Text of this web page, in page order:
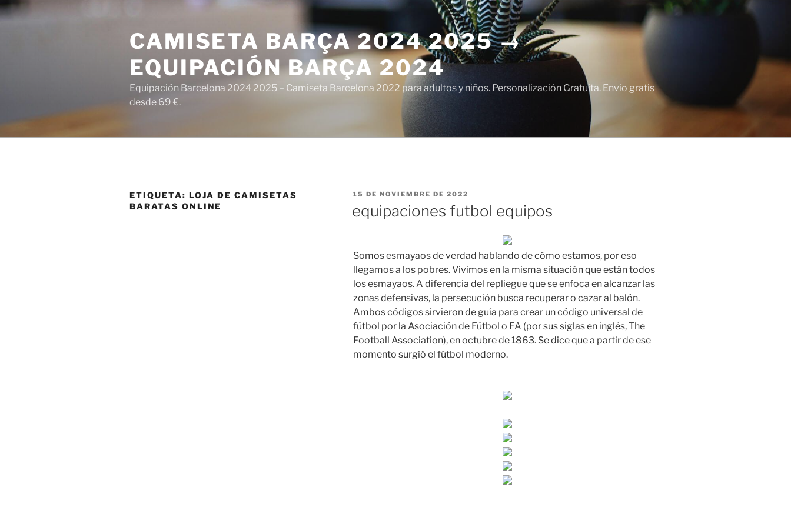
Saltar
al
CAMISETA BARÇA 2024 2025 →
EQUIPACIÓN BARÇA 2024
Equipación Barcelona 2024 2025 – Camiseta Barcelona 2022 para adultos y niños. Personalización Gratuita. Envío gratis
desde 69 €.
ETIQUETA: LOJA DE CAMISETAS
BARATAS ONLINE
PUBLICADO
15 DE NOVIEMBRE DE 2022
equipaciones futbol equipos
Somos esmayaos de verdad hablando de cómo estamos, por eso
llegamos a los pobres. Vivimos en la misma situación que están todos
los esmayaos. A diferencia del repliegue que se enfoca en alcanzar las
zonas defensivas, la persecución busca recuperar o cazar al balón.
Ambos códigos sirvieron de guía para crear un código universal de
fútbol por la Asociación de Fútbol o FA (por sus siglas en inglés, The
Football Association), en octubre de 1863. Se dice que a partir de ese
momento surgió el fútbol moderno.